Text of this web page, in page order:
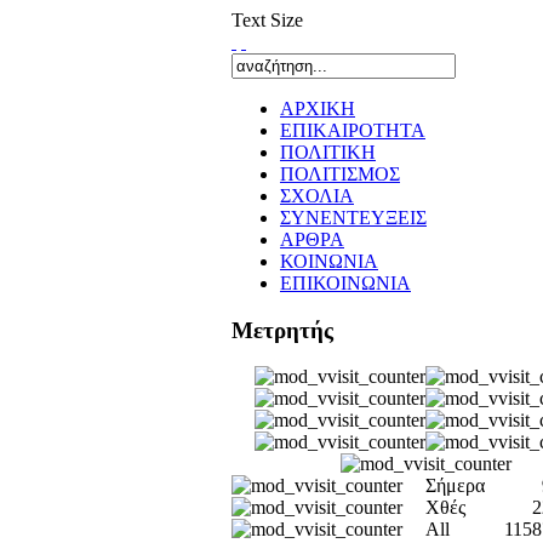
Text Size
ΑΡΧΙΚΗ
ΕΠΙΚΑΙΡΟΤΗΤΑ
ΠΟΛΙΤΙΚΗ
ΠΟΛΙΤΙΣΜΟΣ
ΣΧΟΛΙΑ
ΣΥΝΕΝΤΕΥΞΕΙΣ
ΑΡΘΡΑ
ΚΟΙΝΩΝΙΑ
ΕΠΙΚΟΙΝΩΝΙΑ
Μετρητής
Σήμερα
Χθές
All